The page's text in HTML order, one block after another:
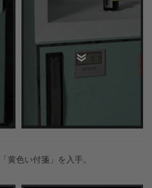
黄色い付箋」を入手。